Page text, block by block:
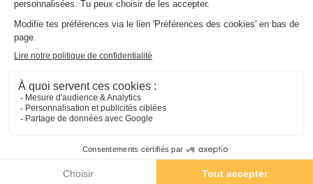
Avis TripAdvisor Avis clients
Avis Clients TripAdvisor
3.8 Très Bon
Emplacement
Literie